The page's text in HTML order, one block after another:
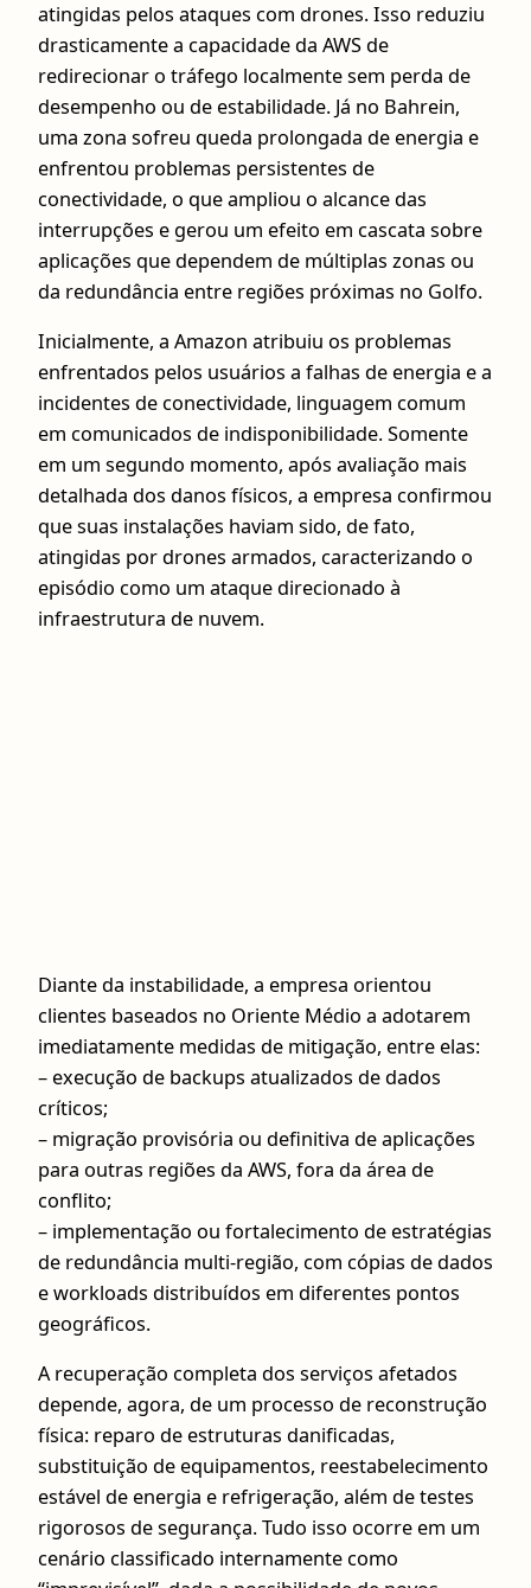
atingidas pelos ataques com drones. Isso reduziu
drasticamente a capacidade da AWS de
redirecionar o tráfego localmente sem perda de
desempenho ou de estabilidade. Já no Bahrein,
uma zona sofreu queda prolongada de energia e
enfrentou problemas persistentes de
conectividade, o que ampliou o alcance das
interrupções e gerou um efeito em cascata sobre
aplicações que dependem de múltiplas zonas ou
da redundância entre regiões próximas no Golfo.
Inicialmente, a Amazon atribuiu os problemas
enfrentados pelos usuários a falhas de energia e a
incidentes de conectividade, linguagem comum
em comunicados de indisponibilidade. Somente
em um segundo momento, após avaliação mais
detalhada dos danos físicos, a empresa confirmou
que suas instalações haviam sido, de fato,
atingidas por drones armados, caracterizando o
episódio como um ataque direcionado à
infraestrutura de nuvem.
Diante da instabilidade, a empresa orientou
clientes baseados no Oriente Médio a adotarem
imediatamente medidas de mitigação, entre elas:
– execução de backups atualizados de dados
críticos;
– migração provisória ou definitiva de aplicações
para outras regiões da AWS, fora da área de
conflito;
– implementação ou fortalecimento de estratégias
de redundância multi-região, com cópias de dados
e workloads distribuídos em diferentes pontos
geográficos.
A recuperação completa dos serviços afetados
depende, agora, de um processo de reconstrução
física: reparo de estruturas danificadas,
substituição de equipamentos, reestabelecimento
estável de energia e refrigeração, além de testes
rigorosos de segurança. Tudo isso ocorre em um
cenário classificado internamente como